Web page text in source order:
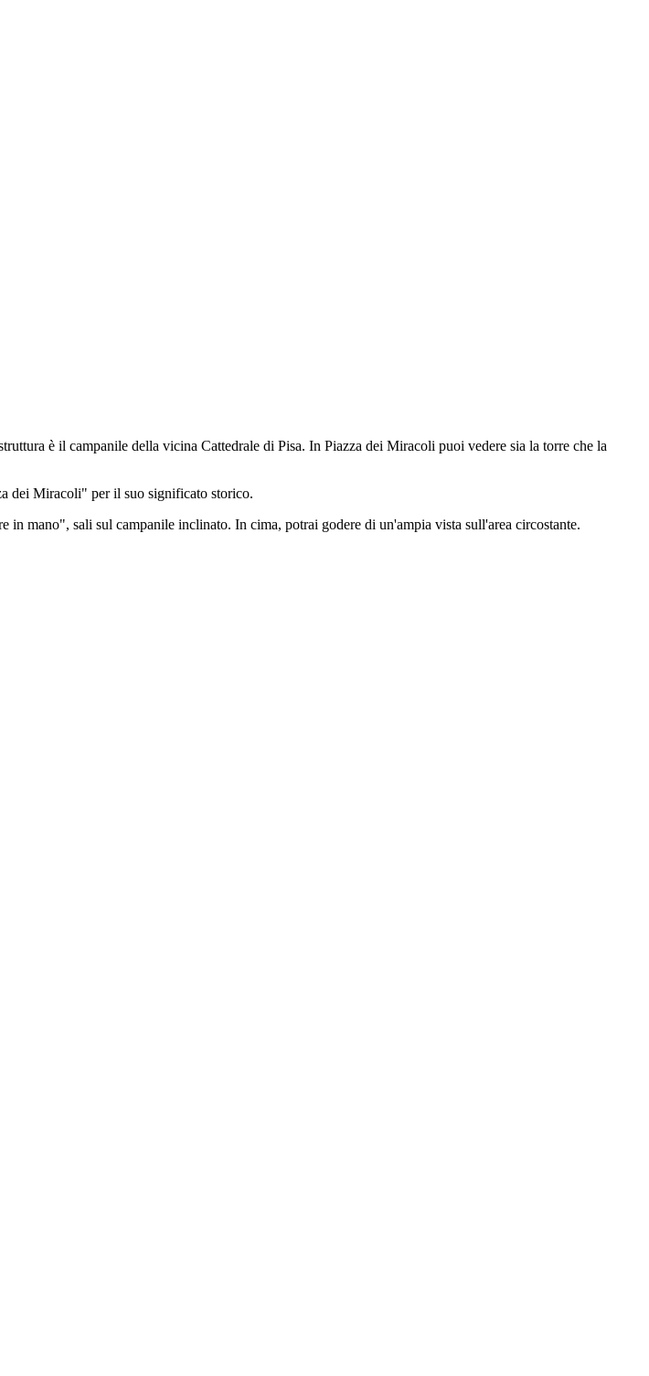
è il campanile della vicina Cattedrale di Pisa. In Piazza dei Miracoli puoi vedere sia la torre che la
dei Miracoli" per il suo significato storico.
mano", sali sul campanile inclinato. In cima, potrai godere di un'ampia vista sull'area circostante.